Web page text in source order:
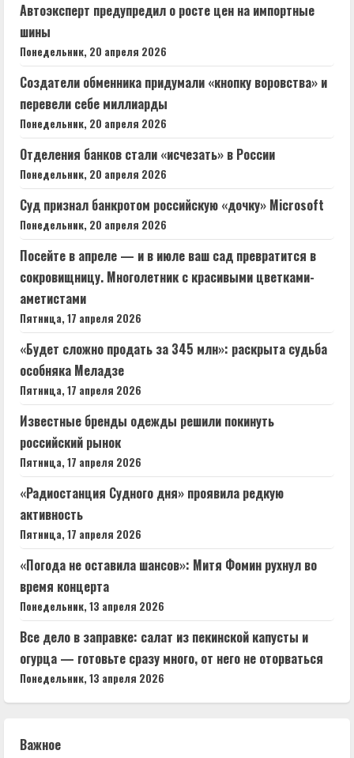
Автоэксперт предупредил о росте цен на импортные
шины
Понедельник, 20 апреля 2026
Создатели обменника придумали «кнопку воровства» и
перевели себе миллиарды
Понедельник, 20 апреля 2026
Отделения банков стали «исчезать» в России
Понедельник, 20 апреля 2026
Суд признал банкротом российскую «дочку» Microsoft
Понедельник, 20 апреля 2026
Посейте в апреле — и в июле ваш сад превратится в
сокровищницу. Многолетник с красивыми цветками-
аметистами
Пятница, 17 апреля 2026
«Будет сложно продать за 345 млн»: раскрыта судьба
особняка Меладзе
Пятница, 17 апреля 2026
Известные бренды одежды решили покинуть
российский рынок
Пятница, 17 апреля 2026
«Радиостанция Судного дня» проявила редкую
активность
Пятница, 17 апреля 2026
«Погода не оставила шансов»: Митя Фомин рухнул во
время концерта
Понедельник, 13 апреля 2026
Все дело в заправке: салат из пекинской капусты и
огурца — готовьте сразу много, от него не оторваться
Понедельник, 13 апреля 2026
Важное